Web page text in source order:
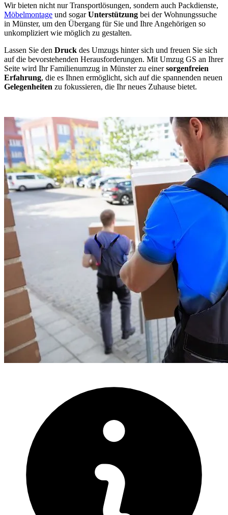
Wir bieten nicht nur Transportlösungen, sondern auch Packdienste,
Möbelmontage und sogarUnterstützung bei der Wohnungssuche
in Münster, um den Übergang für Sie und Ihre Angehörigen so
unkompliziert wie möglich zu gestalten.
Lassen Sie den Druck des Umzugs hinter sich und freuen Sie sich
auf die bevorstehenden Herausforderungen. Mit Umzug GS an Ihrer
Seite wird Ihr Familienumzug in Münster zu einersorgenfreien
Erfahrung, die es Ihnen ermöglicht, sich auf die spannenden neuen
Gelegenheiten zu fokussieren, die Ihr neues Zuhause bietet.